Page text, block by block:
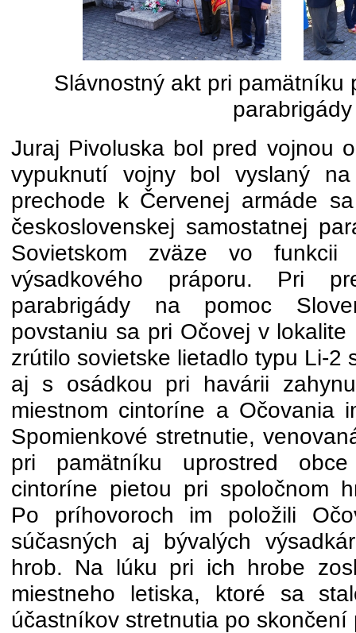
Slávnostný akt pri pamätníku
parabrigády
Juraj Pivoluska bol pred vojnou
vypuknutí vojny bol vyslaný
prechode k Červenej armáde
československej samostatnej
Sovietskom zväze vo
výsadkového práporu. Pri
parabrigády na pomoc
povstaniu sa pri Očovej v
zrútilo sovietske lietadlo typu Li-2
aj s osádkou pri havárii
miestnom cintoríne a Očovania
Spomienkové stretnutie,
pri pamätníku uprostred
cintoríne pietou pri spoločnom
Po príhovoroch im položili
súčasných aj bývalých
hrob. Na lúku pri ich hrobe
miestneho letiska, ktoré sa
účastníkov stretnutia po skončení